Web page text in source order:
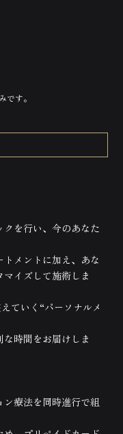
です。
を行い、今のあなた
メントに加え、あな
イズして施術しま
ていく“パーソナルメ
時間をお届けしま
療法を同時進行で組